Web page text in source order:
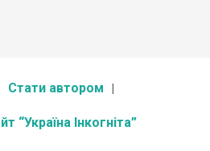
Стати автором
“Україна Інкогніта”